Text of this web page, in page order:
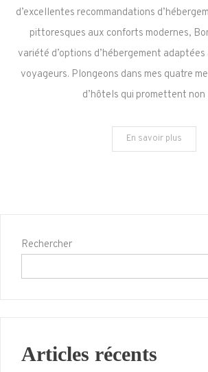
d’excellentes recommandations
pittoresques aux conforts modernes,
variété d’options d’hébergement
voyageurs. Plongeons dans mes quatre
d’hôtels qui promettent
En savoir plus
Rechercher
Articles récents